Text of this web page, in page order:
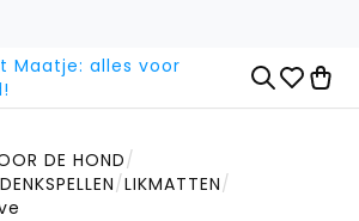
DE HOND/
/LIKMATTEN/